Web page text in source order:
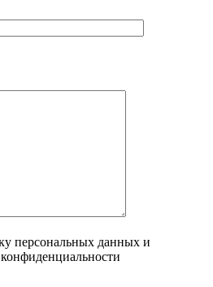
персональных данных и